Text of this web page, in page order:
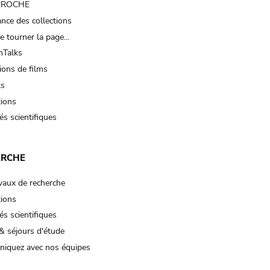
des collections
tourner la page…
de films
scientifiques
de recherche
scientifiques
séjours d'étude
avec nos équipes